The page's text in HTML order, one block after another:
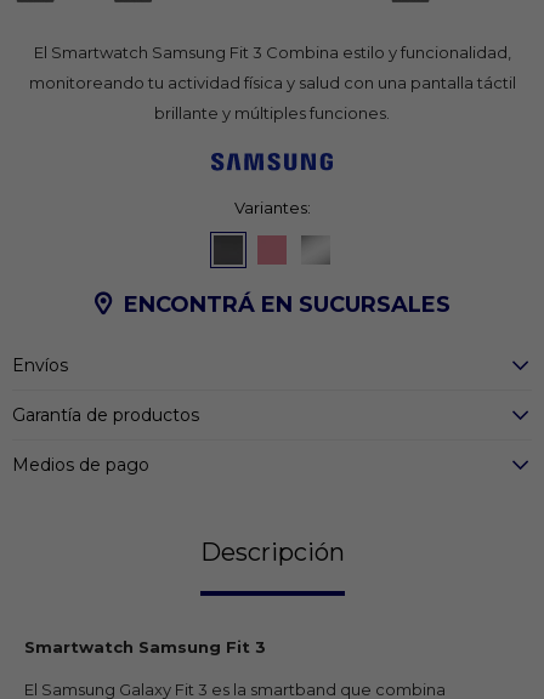
El Smartwatch Samsung Fit 3 Combina estilo y funcionalidad,
monitoreando tu actividad física y salud con una pantalla táctil
brillante y múltiples funciones.
Variantes:
ENCONTRÁ EN SUCURSALES
Envíos
Garantía de productos
Medios de pago
Descripción
Smartwatch Samsung Fit 3
El Samsung Galaxy Fit 3 es la smartband que combina